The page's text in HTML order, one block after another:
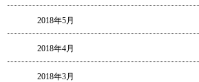
2018年5月
2018年4月
2018年3月